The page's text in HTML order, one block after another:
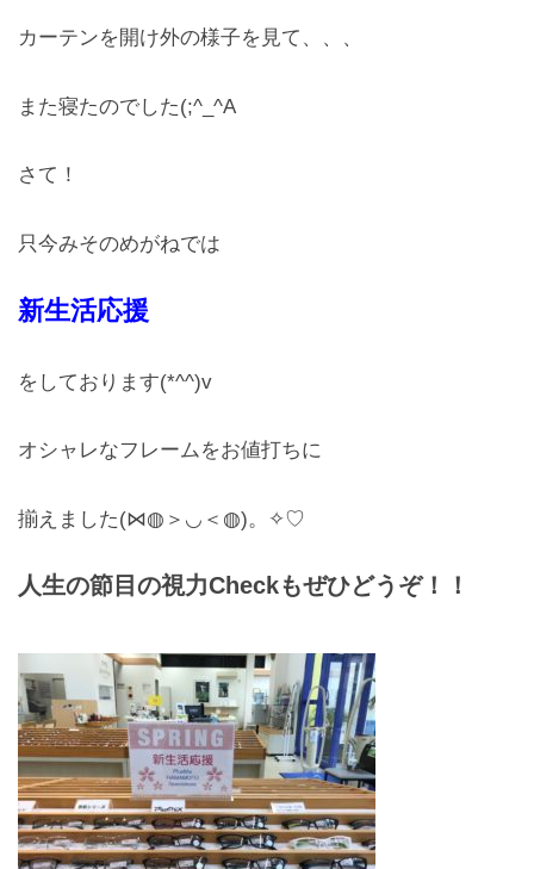
Lens
キッズ
Sun Glasses
補聴器
Hearing Aid
アクセス
Q＆A
お問合せ
カーテンを開け外の様子を見て、、、
また寝たのでした(;^_^A
さて！
只今みそのめがねでは
新生活応援
をしております(*^^)v
オシャレなフレームをお値打ちに
揃えました(⋈◍＞◡＜◍)。✧♡
人生の節目の視力Checkもぜひどうぞ！！